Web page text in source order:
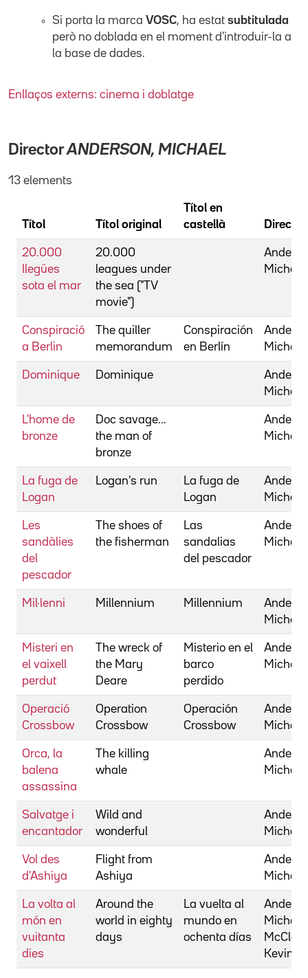
Si porta la marca VOSC, ha estat subtitulada
però no doblada en el moment d'introduir-la a
la base de dades.
Enllaços externs: cinema i doblatge
DirectorANDERSON, MICHAEL
13 elements
Títol Títol original
Títol en
castellà
Director
20.000
llegües
sota el mar
20.000
leagues under
the sea ("TV
movie")
Michael
Conspiració
a Berlin
The quiller
memorandum
Conspiración
en Berlín
Michael
Dominique Dominique
Michael
L'home de
bronze
Doc savage...
the man of
bronze
Michael
La fuga de
Logan
Logan's run
La fuga de
Logan
Michael
Les
sandàlies
del
pescador
The shoes of
the fisherman
Las
sandalias
del pescador
Michael
Mil·lenni Millennium Millennium
Michael
Misteri en
el vaixell
perdut
The wreck of
the Mary
Deare
Misterio en el
barco
perdido
Michael
Operació
Crossbow
Operation
Crossbow
Operación
Crossbow
Michael
Orca, la
balena
assassina
The killing
whale
Michael
Salvatge i
encantador
Wild and
wonderful
Michael
Vol des
d'Ashiya
Flight from
Ashiya
Michael
La volta al
món en
vuitanta
dies
Around the
world in eighty
days
La vuelta al
mundo en
ochenta días
Michael
Kevin